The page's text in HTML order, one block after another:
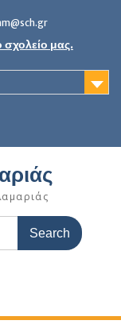
μας.